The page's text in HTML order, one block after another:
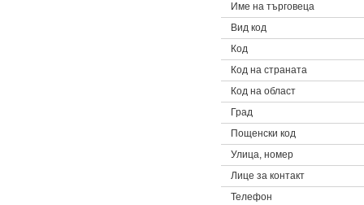
Име на търговеца
Вид код
Код
Код на страната
Код на област
Град
Пощенски код
Улица, номер
Лице за контакт
Телефон